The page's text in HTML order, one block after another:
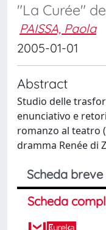
"La Curée"
PAISSA, Paola
2005-01-01
Abstract
Studio delle
enunciativo e
romanzo al teatro
dramma Renée di
Scheda breve
Scheda